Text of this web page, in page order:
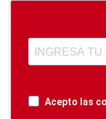
Acepto las